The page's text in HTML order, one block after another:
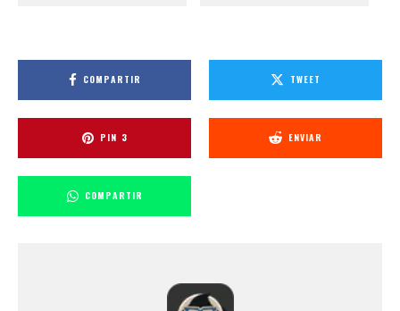
COMPARTIR TWEET
PIN 3 ENVIAR
COMPARTIR